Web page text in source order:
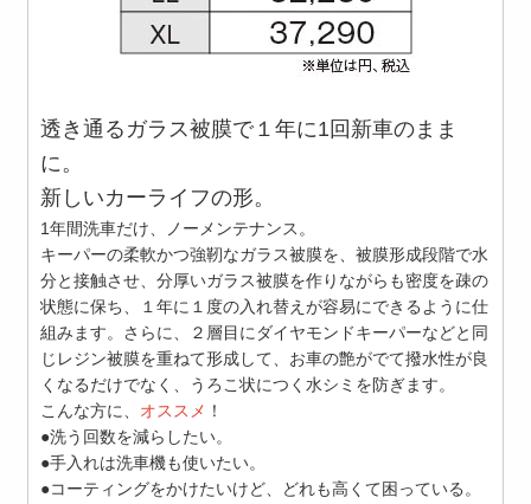
透き通るガラス被膜で１年に1回新車のまま
に。
新しいカーライフの形。
1年間洗車だけ、ノーメンテナンス。
キーパーの柔軟かつ強靭なガラス被膜を、被膜形成段階で水
分と接触させ、分厚いガラス被膜を作りながらも密度を疎の
状態に保ち、１年に１度の入れ替えが容易にできるように仕
組みます。さらに、２層目にダイヤモンドキーパーなどと同
じレジン被膜を重ねて形成して、お車の艶がでて撥水性が良
くなるだけでなく、うろこ状につく水シミを防ぎます。
こんな方に、 オススメ ！
●洗う回数を減らしたい。
●手入れは洗車機も使いたい。
●コーティングをかけたいけど、どれも高くて困っている。